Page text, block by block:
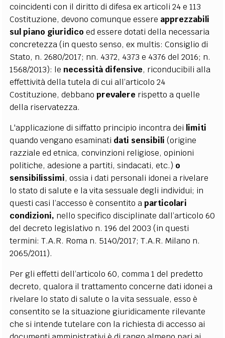
coincidenti con il diritto di difesa ex articoli 24 e 113
Costituzione, devono comunque essere apprezzabili
sul piano giuridicoed essere dotati della necessaria
concretezza (in questo senso, ex multis: Consiglio di
Stato, n. 2680/2017; nn. 4372, 4373 e 4376 del 2016; n.
1568/2013): le necessità difensive, riconducibili alla
effettività della tutela di cui all’articolo 24
Costituzione, debbanoprevalere rispetto a quelle
della riservatezza.
L'applicazione di siffatto principio incontra dei limiti
quando vengano esaminati dati sensibili(origine
razziale ed etnica, convinzioni religiose, opinioni
politiche, adesione a partiti, sindacati, etc.) o
sensibilissimi, ossia i dati personali idonei a rivelare
lo stato di salute e la vita sessuale degli individui; in
questi casi l’accesso è consentito aparticolari
condizioni, nello specifico disciplinate dall’articolo 60
del decreto legislativo n. 196 del 2003 (in questi
termini: T.A.R. Roma n. 5140/2017; T.A.R. Milano n.
2065/2011).
Per gli effetti dell’articolo 60, comma 1 del predetto
decreto, qualora il trattamento concerne dati idonei a
rivelare lo stato di salute o la vita sessuale, esso è
consentito se la situazione giuridicamente rilevante
che si intende tutelare con la richiesta di accesso ai